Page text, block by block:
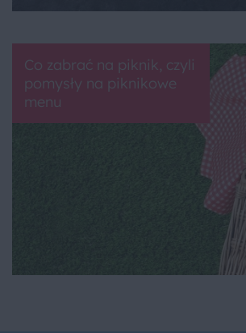
Co zabrać na piknik, czyli
pomysły na piknikowe
menu